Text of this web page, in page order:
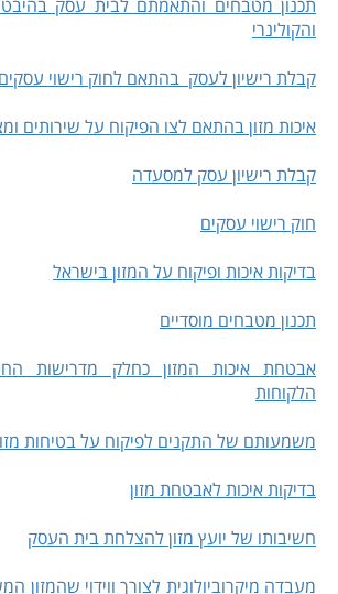
תכנון מטבחים והתאמתם לבית עסק
והקולינרי
קבלת רישיון לעסק בהתאם לחוק רישוי עסקים
איכות מזון בהתאם לצו הפיקוח על שירותים
קבלת רישיון עסק למסעדה
חוק רישוי עסקים
בדיקות איכות ופיקוח על המזון בישראל
תכנון מטבחים מוסדיים
אבטחת איכות המזון כחלק מדרישות
הלקוחות
משמעותם של התקנים לפיקוח על בטיחות
בדיקות איכות לאבטחת מזון
חשיבותו של יועץ מזון להצלחת בית העסק
מעבדה מיקרוביולוגית לצורך ווידוי שהמזון